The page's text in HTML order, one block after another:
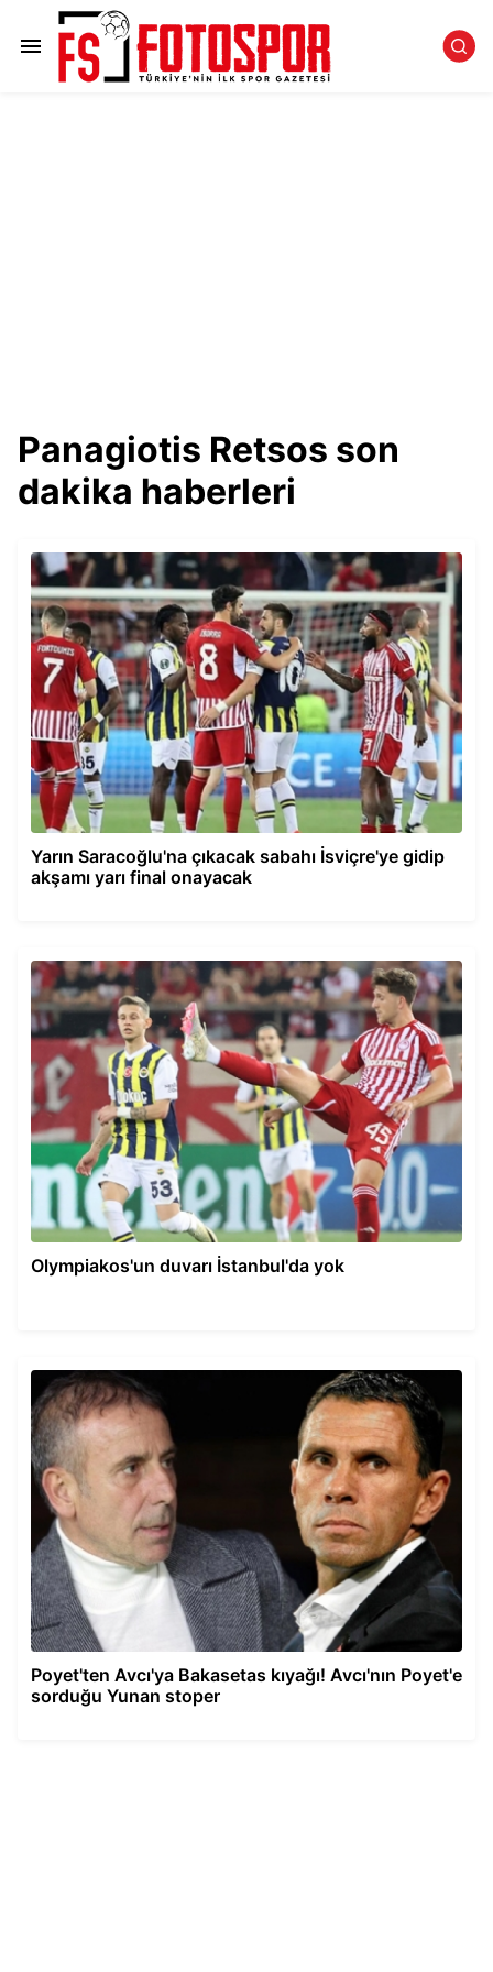
Panagiotis Retsos son
dakika haberleri
Yarın Saracoğlu'na çıkacak sabahı İsviçre'ye gidip
akşamı yarı final onayacak
Olympiakos'un duvarı İstanbul'da yok
Poyet'ten Avcı'ya Bakasetas kıyağı! Avcı'nın Poyet'e
sorduğu Yunan stoper